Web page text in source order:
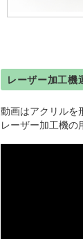
レーザー加工機
動画はアクリルを
レーザー加工機の